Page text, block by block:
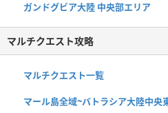
ガンドグビア大陸 中央部エリア
マルチクエスト攻略
マルチクエスト一覧
マール島全域~バトラシア大陸中央